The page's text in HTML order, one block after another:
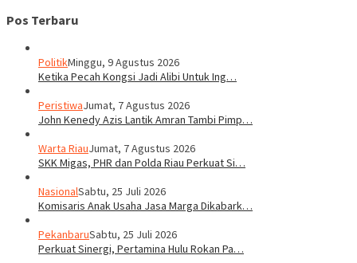
Pos Terbaru
PolitikMinggu, 9 Agustus 2026
Ketika Pecah Kongsi Jadi Alibi Untuk Ing…
PeristiwaJumat, 7 Agustus 2026
John Kenedy Azis Lantik Amran Tambi Pimp…
Warta RiauJumat, 7 Agustus 2026
SKK Migas, PHR dan Polda Riau Perkuat Si…
NasionalSabtu, 25 Juli 2026
Komisaris Anak Usaha Jasa Marga Dikabark…
PekanbaruSabtu, 25 Juli 2026
Perkuat Sinergi, Pertamina Hulu Rokan Pa…